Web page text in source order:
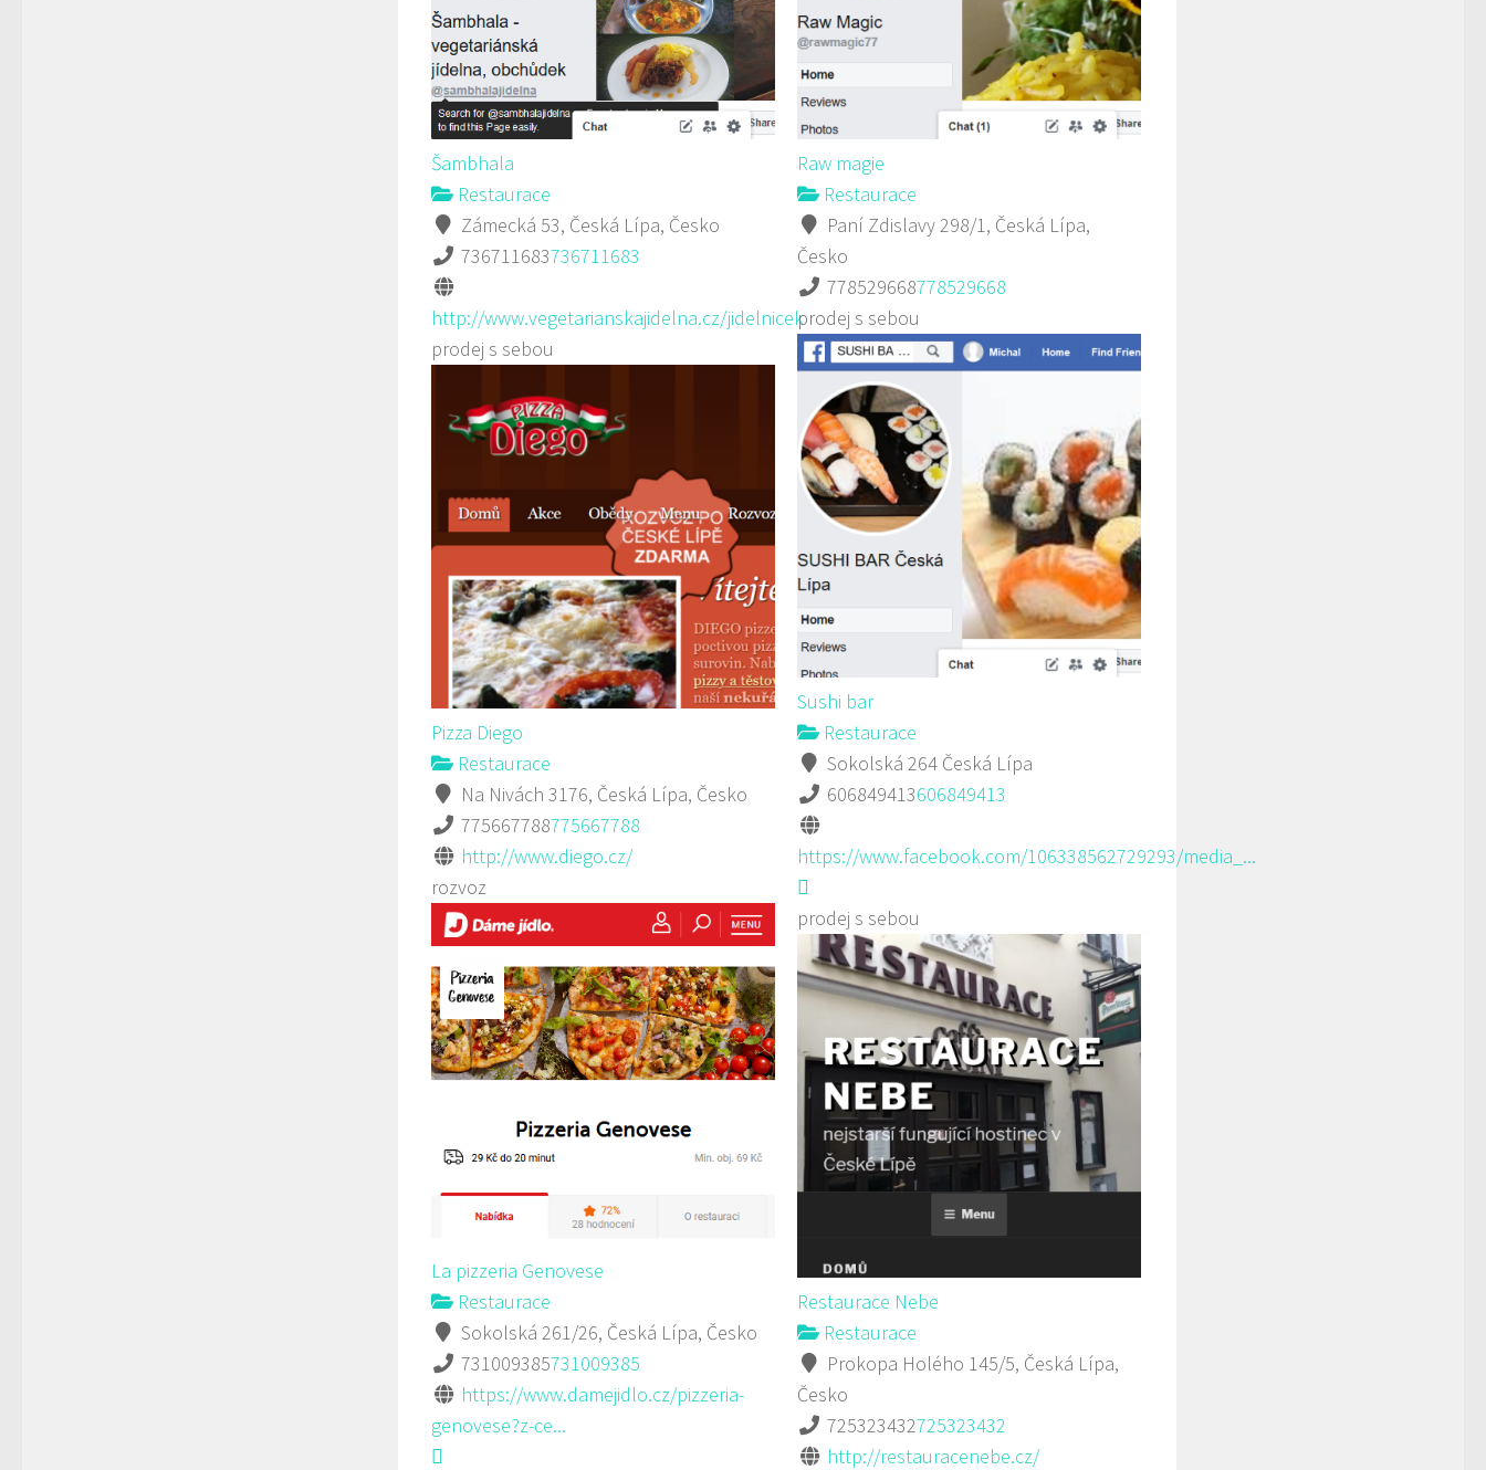
Šambhala
Restaurace
Zámecká 53, Česká Lípa, Česko
736711683736711683
http://www.vegetarianskajidelna.cz/jidelnicek
prodej s sebou
Raw magie
Restaurace
Paní Zdislavy 298/1, Česká Lípa,
Česko
778529668778529668
prodej s sebou
Sushi bar
Restaurace
Sokolská 264 Česká Lípa
606849413606849413
https://www.facebook.com/106338562729293/media_...
prodej s sebou
Pizza Diego
Restaurace
Na Nivách 3176, Česká Lípa, Česko
775667788775667788
http://www.diego.cz/
rozvoz
La pizzeria Genovese
Restaurace
Sokolská 261/26, Česká Lípa, Česko
731009385731009385
https://www.damejidlo.cz/pizzeria-
genovese?z-ce...
Restaurace Nebe
Restaurace
Prokopa Holého 145/5, Česká Lípa,
Česko
725323432725323432
http://restauracenebe.cz/